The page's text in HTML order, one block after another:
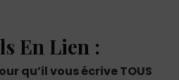
En Lien :
qu’il vous écrive TOUS